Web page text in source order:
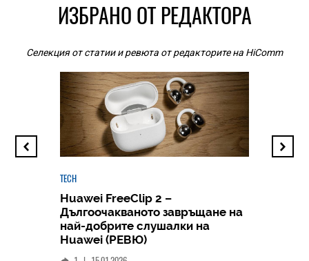
ИЗБРАНО ОТ РЕДАКТОРА
Селекция от статии и ревюта от редакторите на HiComm
TECH
Huawei FreeClip 2 –
Дългоочакваното завръщане на
най-добрите слушалки на
Huawei (РЕВЮ)